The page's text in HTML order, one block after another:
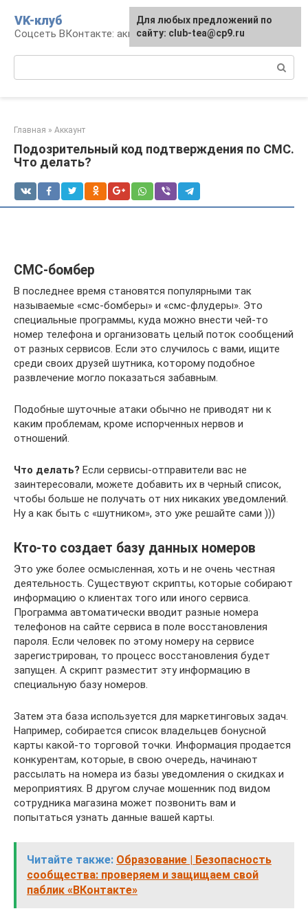
контенту
VK-клуб
Соцсеть ВКонтакте: аккаунт, общение, досуг
Главная » Аккаунт
Подозрительный код подтверждения по СМС.
Что делать?
СМС-бомбер
В последнее время становятся популярными так
называемые «смс-бомберы» и «смс-флудеры». Это
специальные программы, куда можно внести чей-то
номер телефона и организовать целый поток сообщений
от разных сервисов. Если это случилось с вами, ищите
среди своих друзей шутника, которому подобное
развлечение могло показаться забавным.
Подобные шуточные атаки обычно не приводят ни к
каким проблемам, кроме испорченных нервов и
отношений.
Что делать? Если сервисы-отправители вас не
заинтересовали, можете добавить их в черный список,
чтобы больше не получать от них никаких уведомлений.
Ну а как быть с «шутником», это уже решайте сами )))
Кто-то создает базу данных номеров
Это уже более осмысленная, хоть и не очень честная
деятельность. Существуют скрипты, которые собирают
информацию о клиентах того или иного сервиса.
Программа автоматически вводит разные номера
телефонов на сайте сервиса в поле восстановления
пароля. Если человек по этому номеру на сервисе
зарегистрирован, то процесс восстановления будет
запущен. А скрипт разместит эту информацию в
специальную базу номеров.
Затем эта база используется для маркетинговых задач.
Например, собирается список владельцев бонусной
карты какой-то торговой точки. Информация продается
конкурентам, которые, в свою очередь, начинают
рассылать на номера из базы уведомления о скидках и
мероприятиях. В другом случае мошенник под видом
сотрудника магазина может позвонить вам и
попытаться узнать данные вашей карты.
Читайте также: Образование | Безопасность
сообщества: проверяем и защищаем свой
паблик «ВКонтакте»
Для любых предложений по
сайту: club-tea@cp9.ru